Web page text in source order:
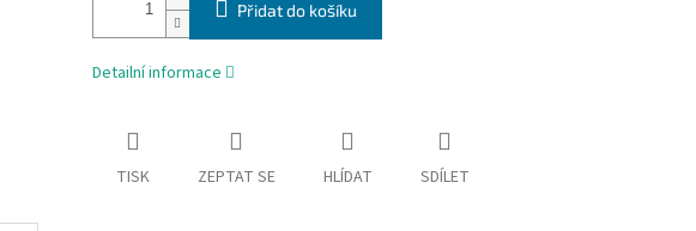
Přidat do košíku
Detailní informace
TISK ZEPTAT SE HLÍDAT SDÍLET